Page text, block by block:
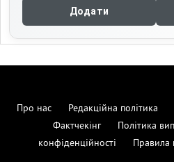
Додати
Про нас Редакційна політика
Фактчекінг
Політика
конфіденційності
Правила